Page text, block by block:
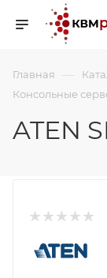
Главная —
Консольные
ATEN